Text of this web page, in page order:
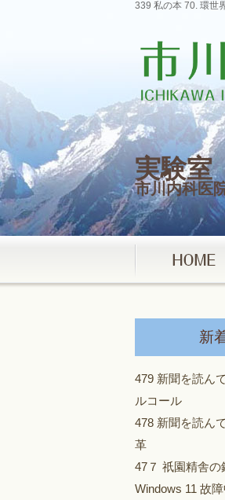
339 私の本 70. 環世
実験室
市川内科医
新
479 新聞を読ん
ルコール
478 新聞を読ん
革
47７ 祇園精舎
Windows 11 故障